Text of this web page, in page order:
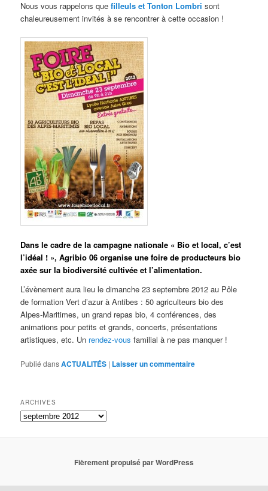
Nous vous rappelons quefilleuls et Tonton Lombri sont
chaleureusement invités à se rencontrer à cette occasion !
Dans le cadre de la campagne nationale « Bio et local, c’est
l’idéal ! », Agribio 06 organise une foire de producteurs bio
axée sur la biodiversité cultivée et l’alimentation.
L’évènement aura lieu le dimanche 23 septembre 2012 au Pôle
de formation Vert d’azur à Antibes : 50 agriculteurs bio des
Alpes-Maritimes, un grand repas bio, 4 conférences, des
animations pour petits et grands, concerts, présentations
artistiques, etc. Un rendez-vous familial à ne pas manquer !
Publié dansACTUALITÉS | Laisser un commentaire
ARCHIVES
ARCHIVES
Fièrement propulsé par WordPress